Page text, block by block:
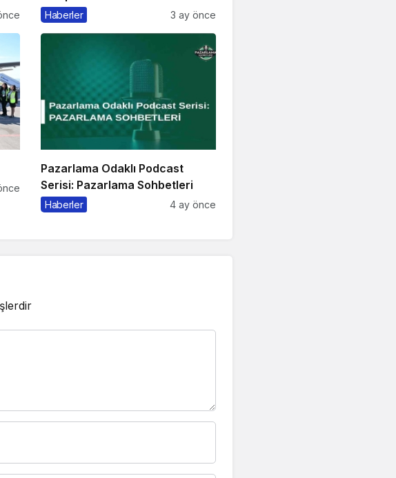
Kaçmaz!
Haberler 3 ay önce
Pazarlama Odaklı Podcast
Serisi: Pazarlama Sohbetleri
Haberler 4 ay önce